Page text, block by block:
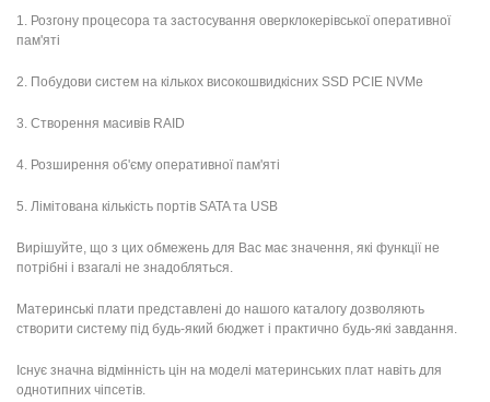
1. Розгону процесора та застосування оверклокерівської оперативної
пам'яті
2. Побудови систем на кількох високошвидкісних SSD PCIE NVMe
3. Створення масивів RAID
4. Розширення об'єму оперативної пам'яті
5. Лімітована кількість портів SATA та USB
Вирішуйте, що з цих обмежень для Вас має значення, які функції не
потрібні і взагалі не знадобляться.
Материнські плати представлені до нашого каталогу дозволяють
створити систему під будь-який бюджет і практично будь-які завдання.
Існує значна відмінність цін на моделі материнських плат навіть для
однотипних чіпсетів.